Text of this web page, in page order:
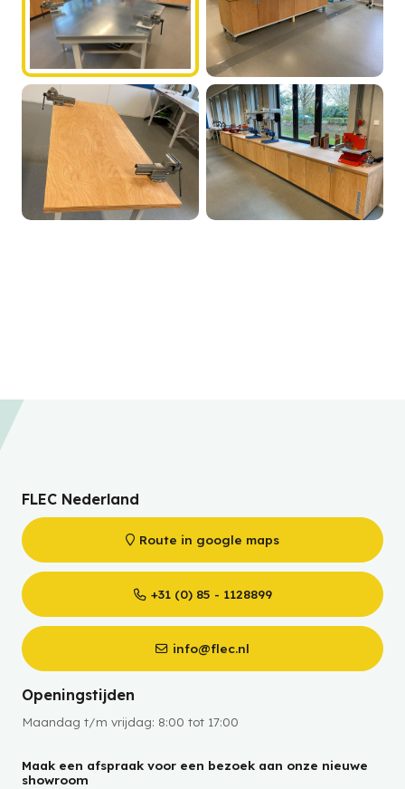
FLEC Nederland
Route in google maps
+31 (0) 85 - 1128899
info@flec.nl
Openingstijden
Maandag t/m vrijdag: 8:00 tot 17:00
Maak een afspraak voor een bezoek aan onze nieuwe
showroom